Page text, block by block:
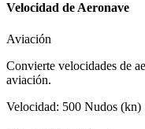
Velocidad de Aeronave
Aviación
Convierte velocidades de
aviación.
Velocidad: 500 Nudos (kn)